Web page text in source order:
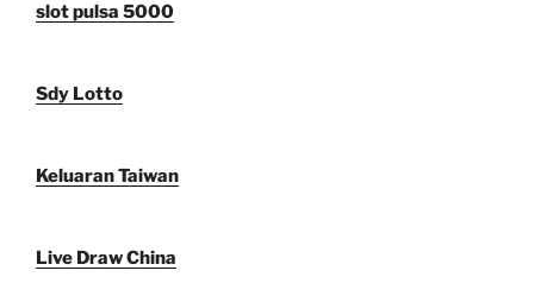
slot pulsa 5000
Sdy Lotto
Keluaran Taiwan
Live Draw China